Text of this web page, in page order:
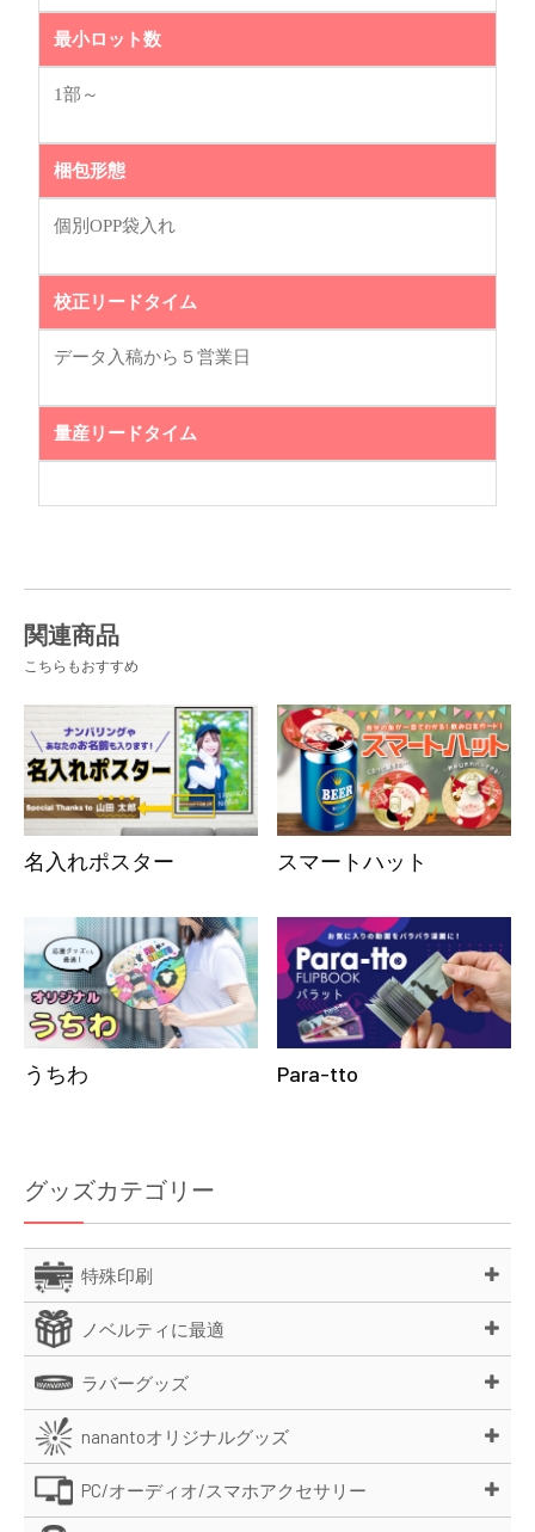
最小ロット数
1部～
梱包形態
個別OPP袋入れ
校正リードタイム
データ入稿から５営業日
量産リードタイム
関連商品
名入れポスター スマートハット
うちわ Para-tto
グッズカテゴリー
特殊印刷
ノベルティに最適
ラバーグッズ
nanantoオリジナルグッズ
PC/オーディオ/スマホアクセサリー